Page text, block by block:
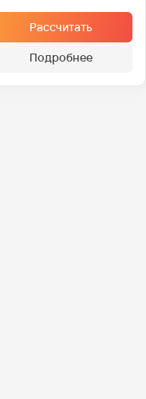
Рассчитать
Подробнее